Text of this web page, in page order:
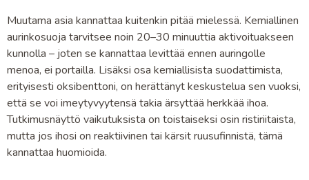
Muutama asia kannattaa kuitenkin pitää mielessä. Kemiallinen
aurinkosuoja tarvitsee noin 20–30 minuuttia aktivoituakseen
kunnolla – joten se kannattaa levittää ennen auringolle
menoa, ei portailla. Lisäksi osa kemiallisista suodattimista,
erityisesti oksibenttoni, on herättänyt keskustelua sen vuoksi,
että se voi imeytyvyytensä takia ärsyttää herkkää ihoa.
Tutkimusnäyttö vaikutuksista on toistaiseksi osin ristiriitaista,
mutta jos ihosi on reaktiivinen tai kärsit ruusufinnistä, tämä
kannattaa huomioida.